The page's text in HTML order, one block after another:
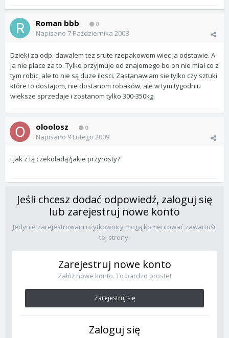
Roman bbb 0
Napisano 7 Października 2008
Dzieki za odp. dawalem tez srute rzepakowom wiec ja odstawie. A
ja nie płace za to. Tylko przyjmuje od znajomego bo on nie miał co z
tym robic, ale to nie są duze ilosci. Zastanawiam sie tylko czy sztuki
które to dostajom, nie dostanom robaków, ale w tym tygodniu
wieksze sprzedaje i zostanom tylko 300-350kg.
oloolosz 0
Napisano 9 Lutego 2009
i jak z tą czekoladą?jakie przyrosty?
Jeśli chcesz dodać odpowiedź, zaloguj się
lub zarejestruj nowe konto
Jedynie zarejestrowani użytkownicy mogą komentować zawartość
tej strony.
Zarejestruj nowe konto
Załóż nowe konto. To bardzo proste!
Zarejestruj się
Zaloguj się